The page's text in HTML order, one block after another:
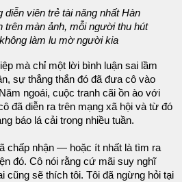
diễn viên trẻ tài năng nhất Hàn
trên màn ảnh, mỗi người thu hút
làm lu mờ người kia
mà chỉ một lời bình luận sai lầm
sự thẳng thắn đó đã đưa cô vào
ngoái, cuộc tranh cãi ồn ào với
đã diễn ra trên mạng xã hội và từ đó
báo lá cải trong nhiều tuần.
chấp nhận — hoặc ít nhất là tìm ra
đó. Cô nói rằng cứ mãi suy nghĩ
cũng sẽ thích tôi. Tôi đã ngừng hỏi tại